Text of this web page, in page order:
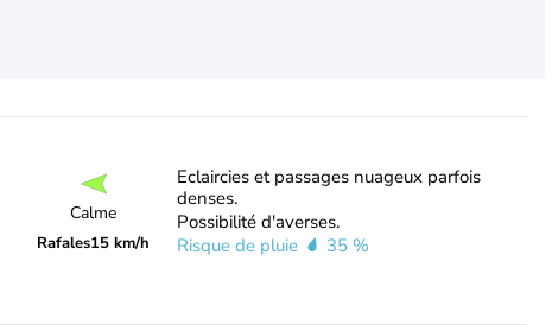
Calme
Rafales15 km/h
Eclaircies et passages nuageux parfois
denses.
Possibilité d'averses.
Risque de pluie
35 %